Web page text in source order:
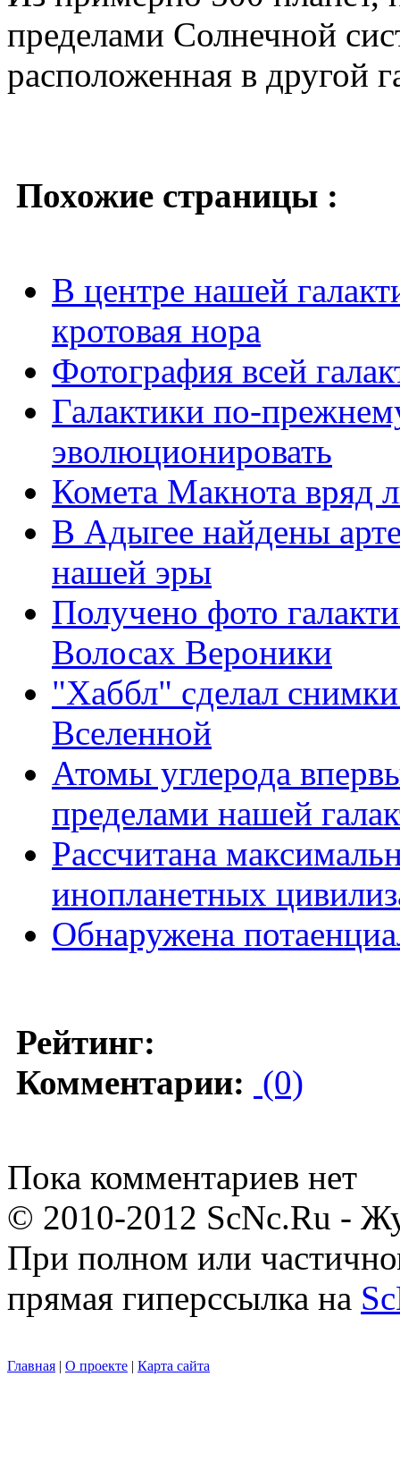
пределами Солнечной
расположенная в другой
Похожие страницы :
В центре нашей
кротовая нора
Фотография всей
Галактики по-
эволюционировать
Комета Макнота вряд
В Адыгее найдены
нашей эры
Получено фото
Волосах Вероники
"Хаббл" сделал
Вселенной
Атомы углерода
пределами нашей
Рассчитана
инопланетных
Обнаружена
Рейтинг:
Комментарии: (0)
Пока комментариев нет
© 2010-2012 ScNc.Ru -
При полном или
прямая гиперссылка на
Главная | О проекте | Карта сайта